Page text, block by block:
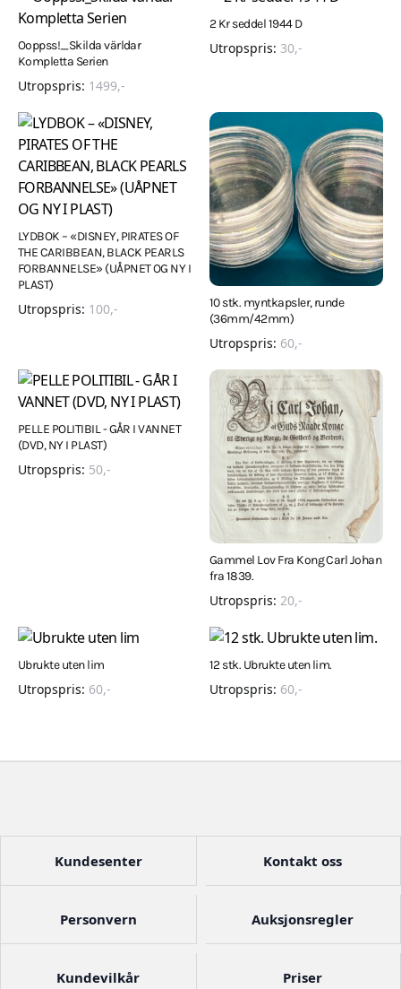
Ooppss!_Skilda världar
Kompletta Serien
Utropspris: 1499,-
2 Kr seddel 1944 D
Utropspris: 30,-
LYDBOK – «DISNEY, PIRATES OF
THE CARIBBEAN, BLACK PEARLS
FORBANNELSE» (UÅPNET OG NY I
PLAST)
Utropspris: 100,-
10 stk. myntkapsler, runde
(36mm/42mm)
Utropspris: 60,-
PELLE POLITIBIL - GÅR I VANNET
(DVD, NY I PLAST)
Utropspris: 50,-
Gammel Lov Fra Kong Carl Johan
fra 1839.
Utropspris: 20,-
Ubrukte uten lim
Utropspris: 60,-
12 stk. Ubrukte uten lim.
Utropspris: 60,-
Kundesenter Kontakt oss
Personvern Auksjonsregler
Kundevilkår Priser